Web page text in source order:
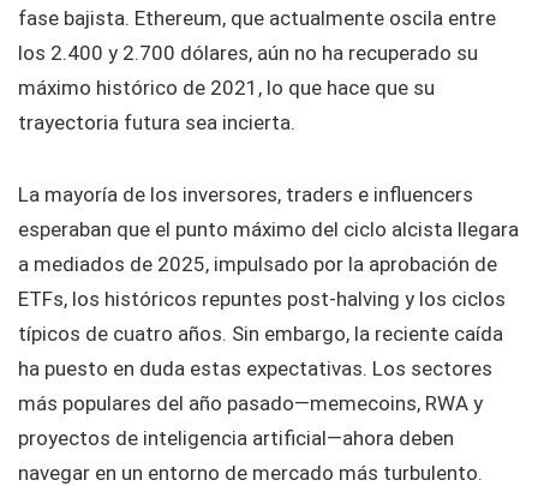
fase bajista. Ethereum, que actualmente oscila entre
los 2.400 y 2.700 dólares, aún no ha recuperado su
máximo histórico de 2021, lo que hace que su
trayectoria futura sea incierta.
La mayoría de los inversores, traders e influencers
esperaban que el punto máximo del ciclo alcista llegara
a mediados de 2025, impulsado por la aprobación de
ETFs, los históricos repuntes post-halving y los ciclos
típicos de cuatro años. Sin embargo, la reciente caída
ha puesto en duda estas expectativas. Los sectores
más populares del año pasado—memecoins, RWA y
proyectos de inteligencia artificial—ahora deben
navegar en un entorno de mercado más turbulento.